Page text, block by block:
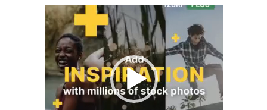
Video
oynatıcı